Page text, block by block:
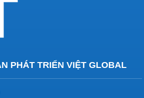
PHÁT TRIỂN VIỆT GLOBAL